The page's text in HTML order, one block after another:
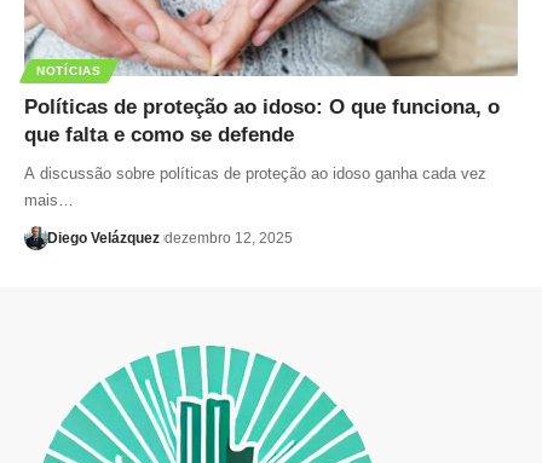
NOTÍCIAS
Políticas de proteção ao idoso: O que funciona, o
que falta e como se defende
A discussão sobre políticas de proteção ao idoso ganha cada vez
mais…
Diego Velázquez dezembro 12, 2025